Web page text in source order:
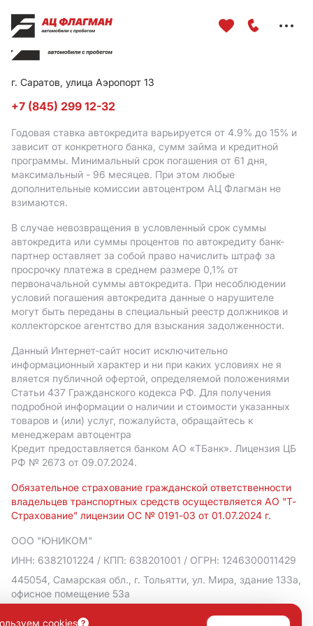
г. Саратов, улица Аэропорт 13
+7 (845) 299 12-32
Годовая ставка автокредита варьируется от 4.9% до 15% и
зависит от конкретного банка, сумм займа и кредитной
программы. Минимальный срок погашения от 61 дня,
максимальный - 96 месяцев. При этом любые
дополнительные комиссии автоцентром АЦ Флагман не
взимаются.
В случае невозвращения в условленный срок суммы
автокредита или суммы процентов по автокредиту банк-
партнер оставляет за собой право начислить штраф за
просрочку платежа в среднем размере 0,1% от
первоначальной суммы автокредита. При несоблюдении
условий погашения автокредита данные о нарушителе
могут быть переданы в специальный реестр должников и
коллекторское агентство для взыскания задолженности.
Данный Интернет-сайт носит исключительно
информационный характер и ни при каких условиях не я
вляется публичной офертой, определяемой положениями
Статьи 437 Гражданского кодекса РФ. Для получения
подробной информации о наличии и стоимости указанных
товаров и (или) услуг, пожалуйста, обращайтесь к
менеджерам автоцентра
Кредит предоставляется банком АO «ТБанк». Лицензия ЦБ
РФ № 2673 от 09.07.2024.
Обязательное страхование гражданской ответственности
владельцев транспортных средств осуществляется АО "Т-
Страхование" лицензии ОС № 0191-03 от 01.07.2024 г.
ООО "ЮНИКОМ"
ИНН: 6382101224 / КПП: 638201001 / ОГРН: 1246300011429
445054, Самарская обл., г. Тольятти, ул. Мира, здание 133а,
офисное помещение 53а
Политика в отношении обработки персональных данных
cookies